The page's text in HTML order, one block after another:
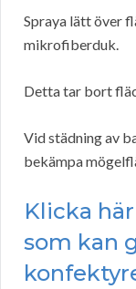
Spraya lätt över
mikrofiberduk.
Detta tar bort
Vid städning av
bekämpa
Klicka
som kan